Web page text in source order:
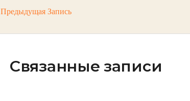
Предыдущая Запись
Связанные записи